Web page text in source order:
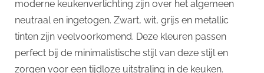
moderne keukenverlichting zijn over het algemeen
neutraal en ingetogen. Zwart, wit, grijs en metallic
tinten zijn veelvoorkomend. Deze kleuren passen
perfect bij de minimalistische stijl van deze stijl en
zorgen voor een tijdloze uitstraling in de keuken.